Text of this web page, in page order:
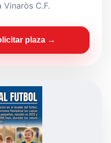
C.F.
plaza →